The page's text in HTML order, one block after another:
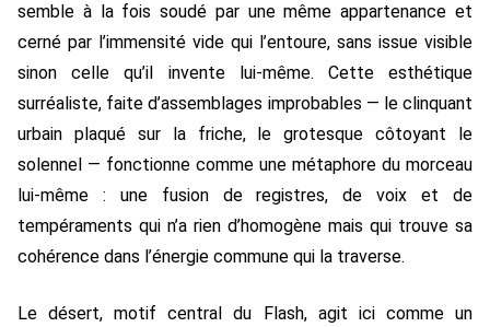
semble à la fois soudé par une même appartenance et
cerné par l’immensité vide qui l’entoure, sans issue visible
sinon celle qu’il invente lui-même. Cette esthétique
surréaliste, faite d’assemblages improbables — le clinquant
urbain plaqué sur la friche, le grotesque côtoyant le
solennel — fonctionne comme une métaphore du morceau
lui-même : une fusion de registres, de voix et de
tempéraments qui n’a rien d’homogène mais qui trouve sa
cohérence dans l’énergie commune qui la traverse.
Le désert, motif central du Flash, agit ici comme un